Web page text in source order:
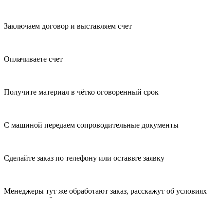
Заключаем договор и выставляем счет
Оплачиваете счет
Получите материал в чётко оговоренный срок
С машиной передаем сопроводительные документы
Сделайте заказ по телефону или оставьте заявку
Менеджеры тут же обработают заказ, расскажут об условиях